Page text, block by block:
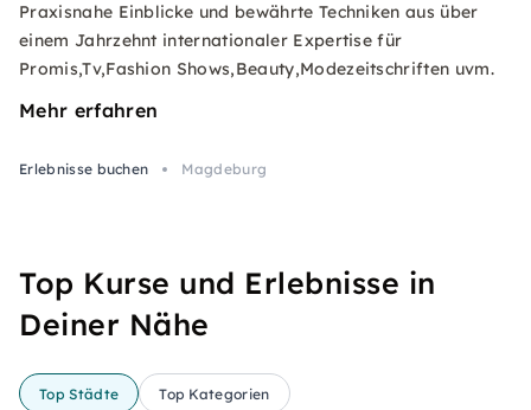
Praxisnahe Einblicke und bewährte Techniken aus über
einem Jahrzehnt internationaler Expertise für
Promis,Tv,Fashion Shows,Beauty,Modezeitschriften uvm.
Mehr erfahren
Erlebnisse buchen Magdeburg
Top Kurse und Erlebnisse in
Deiner Nähe
Top Städte Top Kategorien